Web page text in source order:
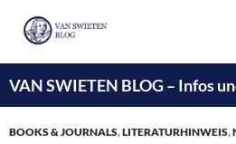
VAN SWIETEN BLOG – Infos
INHALT
SPRINGEN
BOOKS & JOURNALS,LITERATURHINWEIS,